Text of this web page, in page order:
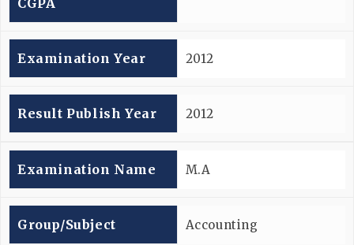
CGPA
Examination Year 2012
Result Publish Year 2012
Examination Name M.A
Group/subject Accounting